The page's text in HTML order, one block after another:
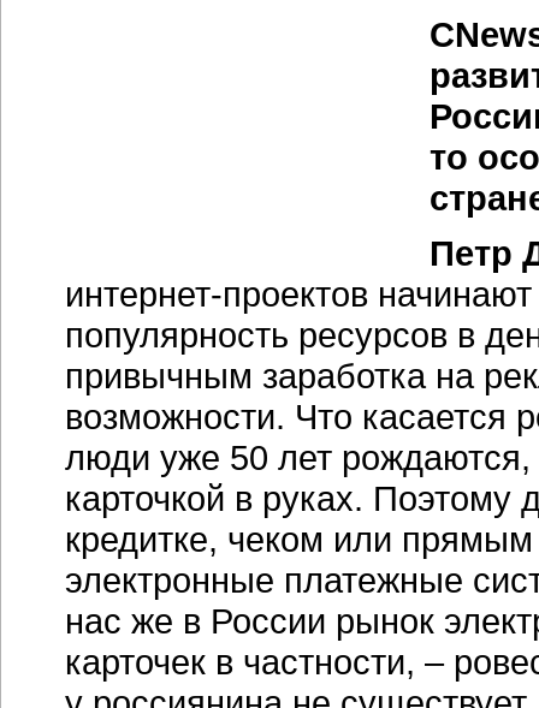
то
Петр
интернет-проектов
популярность ресурсов в
привычным заработка на
возможности. Что касается
люди уже 50 лет
карточкой в руках. Поэтому
кредитке, чеком или
электронные платежные
нас же в России рынок
карточек в частности, –